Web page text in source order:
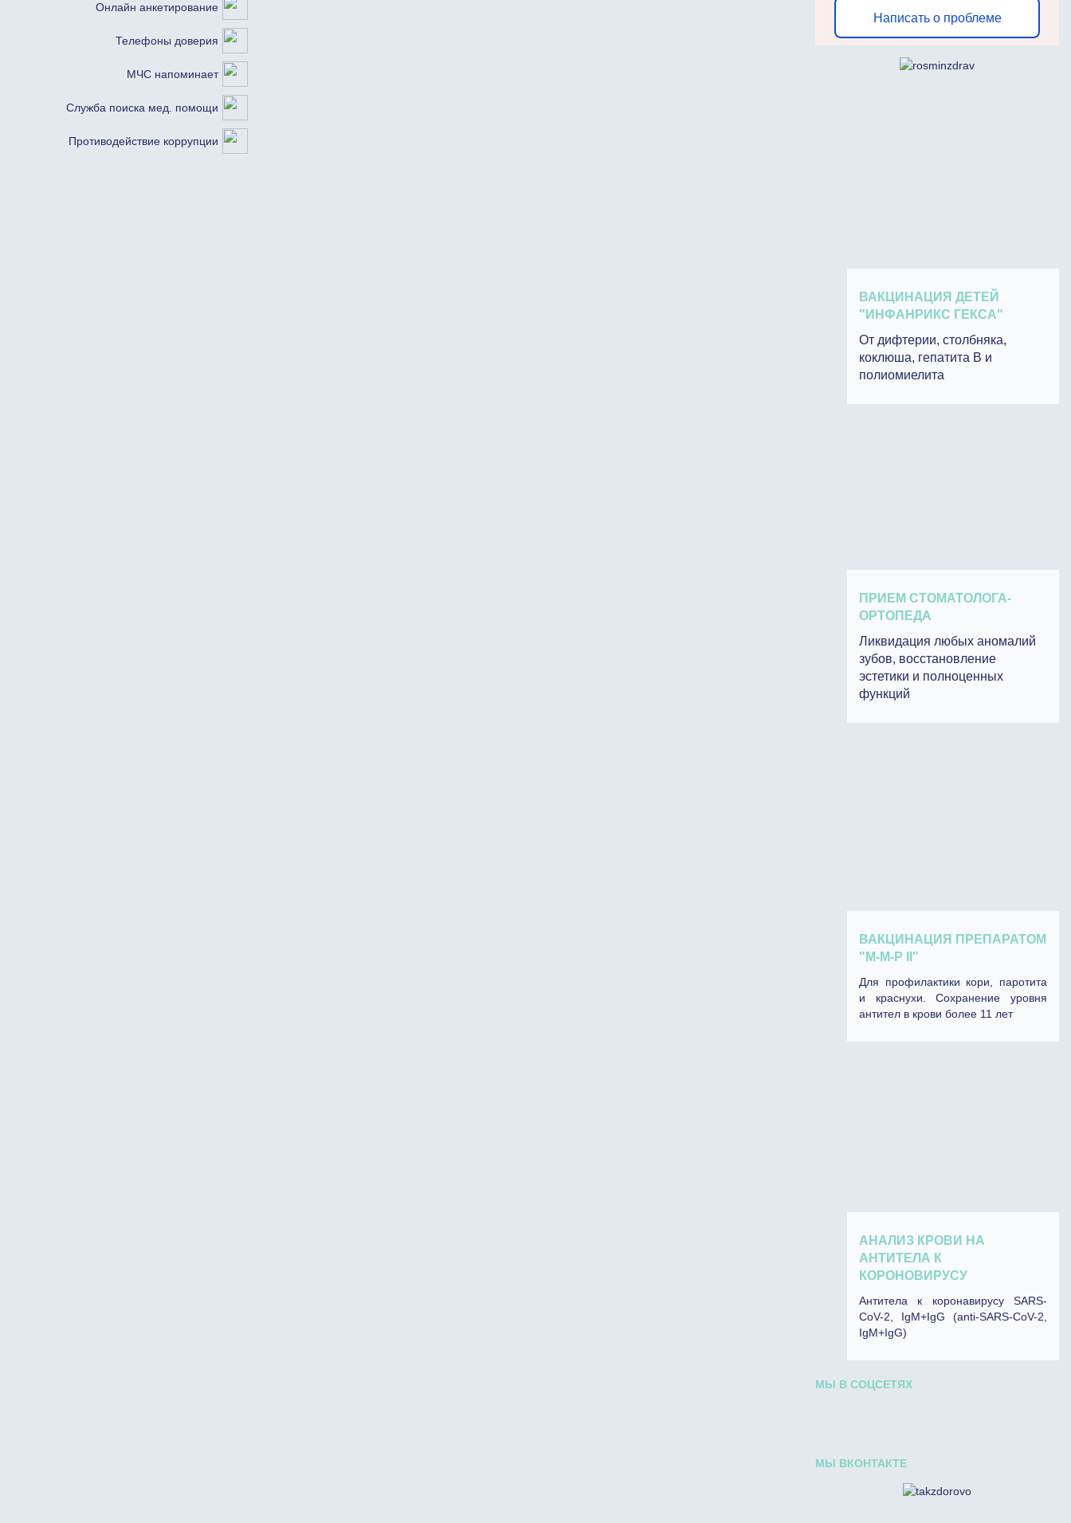
Онлайн анкетирование
Телефоны доверия
МЧС напоминает
Служба поиска мед. помощи
Противодействие коррупции
Написать о проблеме
ВАКЦИНАЦИЯ ДЕТЕЙ
"ИНФАНРИКС ГЕКСА"
От дифтерии, столбняка,
коклюша, гепатита В и
полиомиелита
ПРИЕМ СТОМАТОЛОГА-
ОРТОПЕДА
Ликвидация любых аномалий
зубов, восстановление
эстетики и полноценных
функций
ВАКЦИНАЦИЯ ПРЕПАРАТОМ
"М-М-P II"
Для профилактики кори, паротита
и краснухи. Сохранение уровня
антител в крови более 11 лет
АНАЛИЗ КРОВИ НА
АНТИТЕЛА К
КОРОНОВИРУСУ
Антитела к коронавирусу SARS-
CoV-2, IgM+IgG (anti-SARS-CoV-2,
IgM+IgG)
МЫ В СОЦСЕТЯХ
МЫ ВКОНТАКТЕ